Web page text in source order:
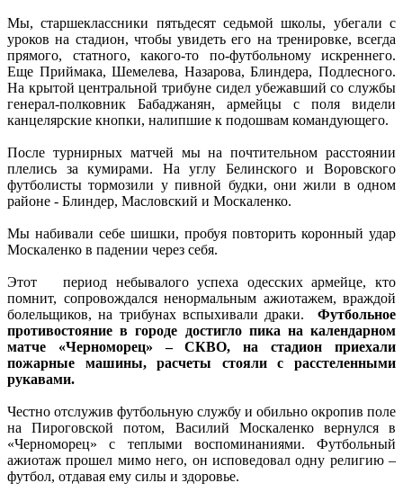
Мы, старшеклассники пятьдесят седьмой школы, убегали с
уроков на стадион, чтобы увидеть его на тренировке, всегда
прямого, статного, какого-то по-футбольному искреннего.
Еще Приймака, Шемелева, Назарова, Блиндера, Подлесного.
На крытой центральной трибуне сидел убежавший со службы
генерал-полковник Бабаджанян, армейцы с поля видели
канцелярские кнопки, налипшие к подошвам командующего.
После турнирных матчей мы на почтительном расстоянии
плелись за кумирами. На углу Белинского и Воровского
футболисты тормозили у пивной будки, они жили в одном
районе - Блиндер, Масловский и Москаленко.
Мы набивали себе шишки, пробуя повторить коронный удар
Москаленко в падении через себя.
Этот период небывалого успеха одесских армейце, кто
помнит, сопровождался ненормальным ажиотажем, враждой
болельщиков, на трибунах вспыхивали драки. Футбольное
противостояние в городе достигло пика на календарном
матче «Черноморец» – СКВО, на стадион приехали
пожарные машины, расчеты стояли с расстеленными
рукавами.
Честно отслужив футбольную службу и обильно окропив поле
на Пироговской потом, Василий Москаленко вернулся в
«Черноморец» с теплыми воспоминаниями. Футбольный
ажиотаж прошел мимо него, он исповедовал одну религию –
футбол, отдавая ему силы и здоровье.